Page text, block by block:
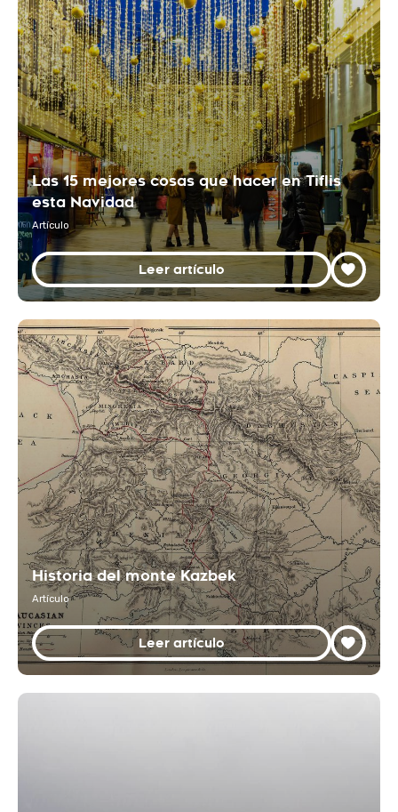
Las 15 mejores cosas que hacer en Tiflis
esta Navidad
Artículo
Leer artículo
Historia del monte Kazbek
Artículo
Leer artículo